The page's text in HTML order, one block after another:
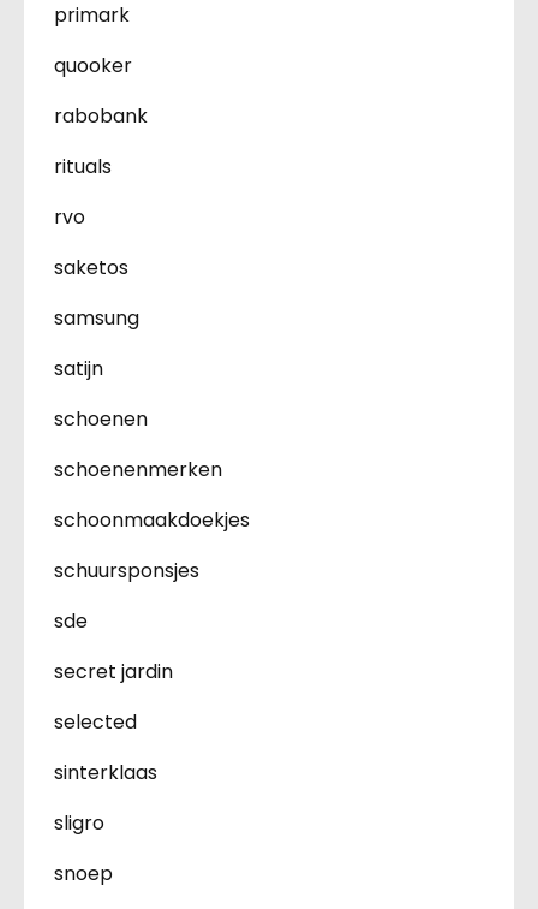
primark
quooker
rabobank
rituals
rvo
saketos
samsung
satijn
schoenen
schoenenmerken
schoonmaakdoekjes
schuursponsjes
sde
secret jardin
selected
sinterklaas
sligro
snoep